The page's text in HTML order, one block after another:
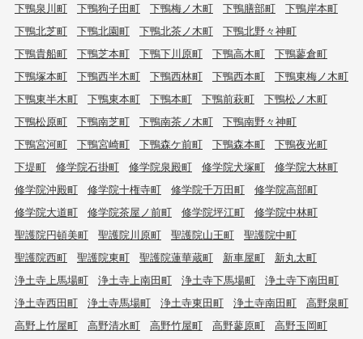
下鴨泉川町
下鴨狗子田町 下鴨梅ノ木町 下鴨膳部町
下鴨岸本町
下鴨北芝町
下鴨北園町 下鴨北茶ノ木町
下鴨北野々神町
下鴨貴船町
下鴨芝本町 下鴨下川原町 下鴨高木町
下鴨蓼倉町
下鴨塚本町
下鴨西半木町 下鴨西林町 下鴨西本町
下鴨東梅ノ木町
下鴨東半木町
下鴨東本町 下鴨本町 下鴨前萩町
下鴨松ノ木町
下鴨松原町
下鴨南芝町 下鴨南茶ノ木町
下鴨南野々神町
下鴨宮河町
下鴨宮崎町 下鴨森ケ前町 下鴨森本町
下鴨夜光町
下堤町
修学院石掛町 修学院泉殿町 修学院犬塚町
修学院大林町
修学院沖殿町
修学院十権寺町 修学院千万田町
修学院高部町
修学院大道町
修学院茶屋ノ前町 修学院坪江町
修学院中林町
聖護院円頓美町
聖護院川原町 聖護院山王町
聖護院中町
聖護院西町
聖護院東町 聖護院蓮華蔵町 新車屋町
新丸太町
浄土寺上馬場町
浄土寺上南田町 浄土寺下馬場町
浄土寺下南田町
浄土寺西田町
浄土寺馬場町 浄土寺東田町 浄土寺南田町
高野泉町
高野上竹屋町
高野清水町 高野竹屋町 高野蓼原町
高野玉岡町